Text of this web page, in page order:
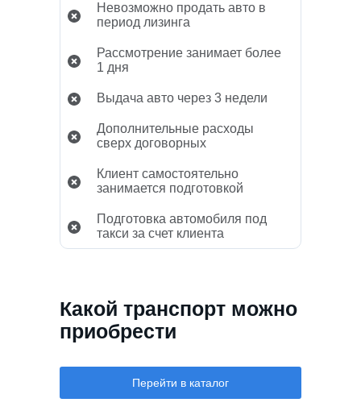
Невозможно продать авто в
период лизинга
Рассмотрение занимает более
1 дня
Выдача авто через 3 недели
Дополнительные расходы
сверх договорных
Клиент самостоятельно
занимается подготовкой
Подготовка автомобиля под
такси за счет клиента
Какой транспорт можно
приобрести
Перейти в каталог